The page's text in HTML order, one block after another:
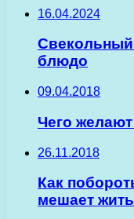
16.04.2024
Свекольный
блюдо
09.04.2018
Чего
26.11.2018
Как
мешает жить